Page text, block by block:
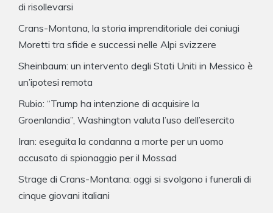
di risollevarsi
Crans-Montana, la storia imprenditoriale dei coniugi
Moretti tra sfide e successi nelle Alpi svizzere
Sheinbaum: un intervento degli Stati Uniti in Messico è
un’ipotesi remota
Rubio: “Trump ha intenzione di acquisire la
Groenlandia”, Washington valuta l’uso dell’esercito
Iran: eseguita la condanna a morte per un uomo
accusato di spionaggio per il Mossad
Strage di Crans-Montana: oggi si svolgono i funerali di
cinque giovani italiani